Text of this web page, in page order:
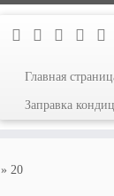
Главная
Заправка
» 20